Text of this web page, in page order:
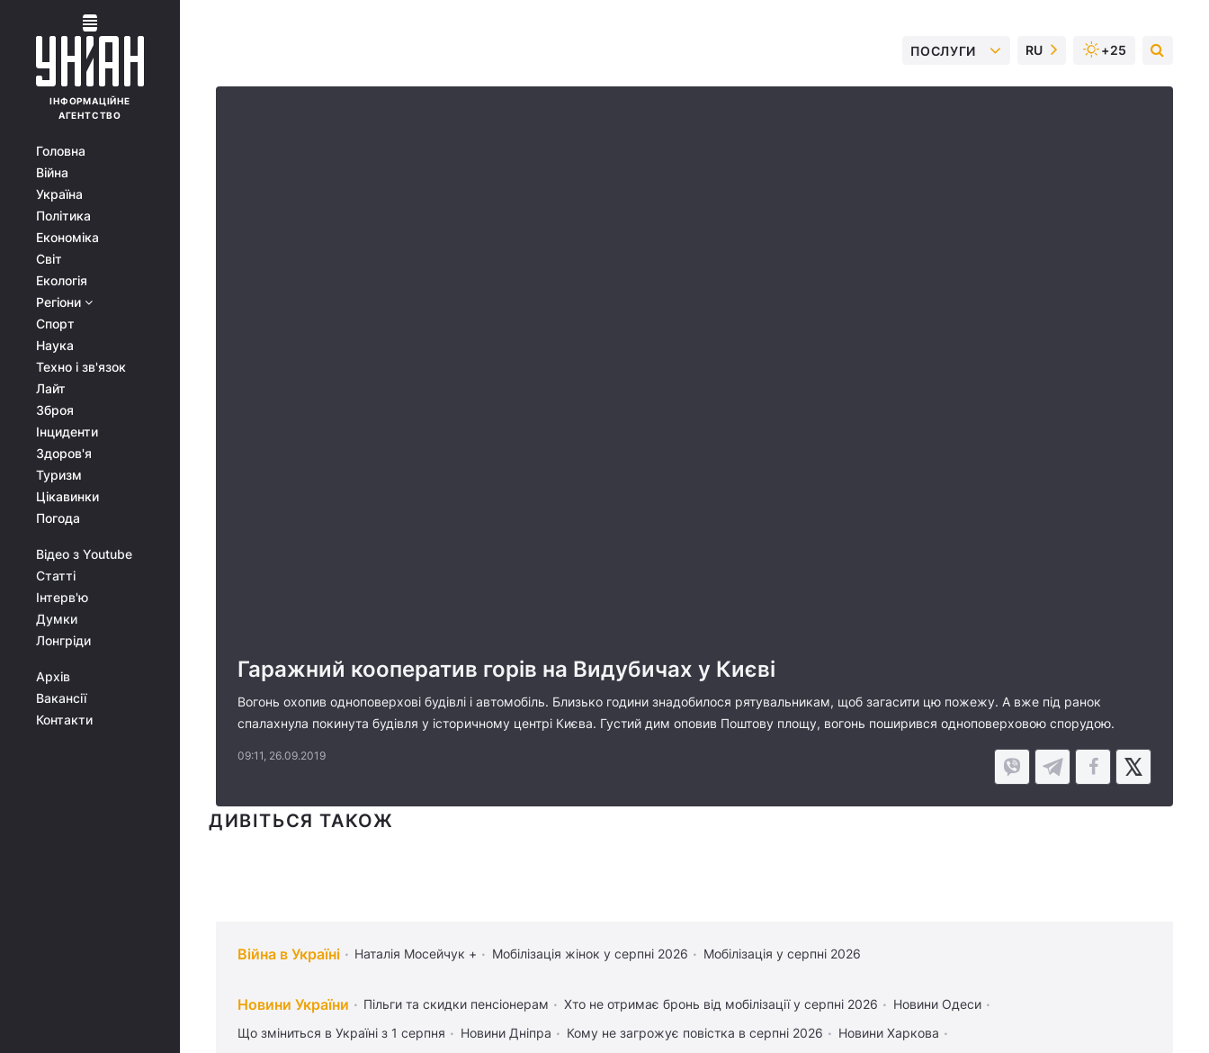
ІНФОРМАЦІЙНЕ
АГЕНТСТВО
Головна
Війна
Україна
Політика
Економіка
Світ
Екологія
Регіони
Спорт
Наука
Техно і зв'язок
Лайт
Зброя
Інциденти
Здоров'я
Туризм
Цікавинки
Погода
Відео з Youtube
Статті
Інтерв'ю
Думки
Лонгріди
Архів
Вакансії
Контакти
ПОСЛУГИ RU +25
Гаражний кооператив горів на Видубичах у Києві
Вогонь охопив одноповерхові будівлі і автомобіль. Близько години знадобилося рятувальникам, щоб загасити цю пожежу. А вже під ранок
спалахнула покинута будівля у історичному центрі Києва. Густий дим оповив Поштову площу, вогонь поширився одноповерховою спорудою.
09:11, 26.09.2019
ДИВІТЬСЯ ТАКОЖ
Війна в Україні Наталія Мосейчук + Мобілізація жінок у серпні 2026 Мобілізація у серпні 2026
Новини України Пільги та скидки пенсіонерам Хто не отримає бронь від мобілізації у серпні 2026
Новини Одеси
Що зміниться в Україні з 1 серпня
Новини Дніпра Кому не загрожує повістка в серпні 2026
Новини Харкова